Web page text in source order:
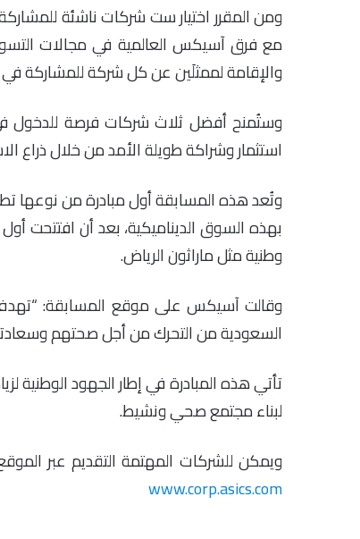
ومن المقرر اختيار ست شركات ناشئة
مع فرق آسيكس العالمية في مجالات
والإقامة لممثلَين عن كل شركة للمشاركة
وستُمنح أفضل ثلاث شركات فرصة للدخول
استثمار وشراكة طويلة الأمد من خلال ذراع
وتُعد هذه المسابقة أول مبادرة من نوعها
وطنية مثل ماراثون الرياض.
وقالت آسيكس على موقع المسابقة:
السعودية من التحرك من أجل صحتهم
تأتي هذه المبادرة في إطار الجهود الوطنية
لبناء مجتمع صحي ونشيط.
ويمكن للشركات المهتمة التقديم عبر الموقع الرسمي
www.corp.asics.com